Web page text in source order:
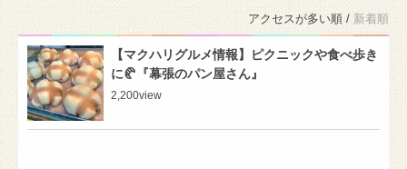
アクセスが多い順 / 新着順
【マクハリグルメ情報】ピクニックや食べ歩き
に🥐『幕張のパン屋さん』
2,200view